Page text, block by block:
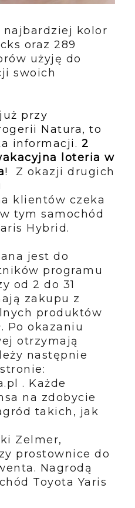
najbardziej kolor
oraz 289
użyję do
swoich
przy
Natura, to
informacji. 2
loteria w
!
Z okazji drugich
klientów czeka
tym samochód
Hybrid.
jest do
programu
od 2 do 31
zakupu z
produktów
Po okazaniu
otrzymają
następnie
. Każde
na zdobycie
takich, jak
Zelmer,
prostownice do
Nagrodą
Toyota Yaris